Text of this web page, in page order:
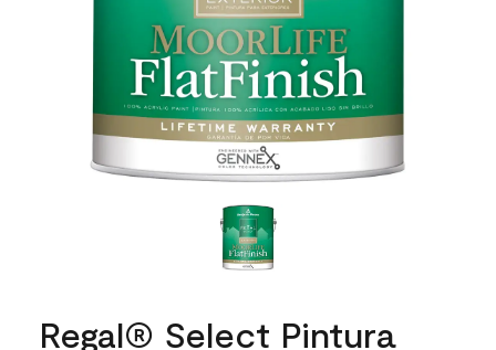
Regal® Select Pintura